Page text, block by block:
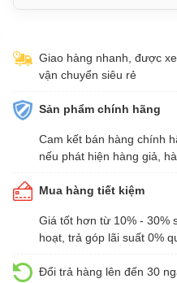
Giao hàng nhanh, được
vận chuyển siêu rẻ
Sản phẩm chính hãng
Cam kết bán hàng chính
nếu phát hiện hàng giả,
Mua hàng tiết kiệm
Giá tốt hơn từ 10% - 30%
hoạt, trả góp lãi suất 0%
Đổi trả hàng lên đến 30